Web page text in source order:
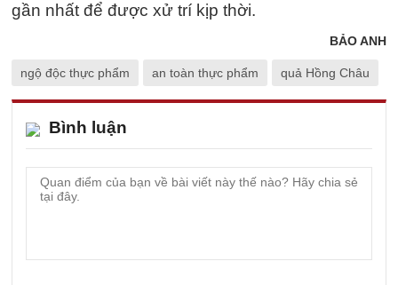
gần nhất để được xử trí kịp thời.
BẢO ANH
ngộ độc thực phẩm an toàn thực phẩm quả Hồng Châu
Bình luận